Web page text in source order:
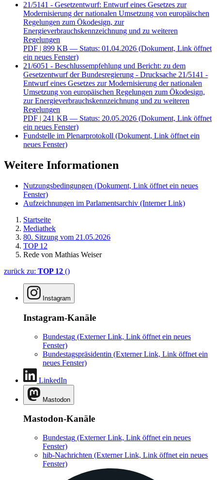
21/5141 - Gesetzentwurf: Entwurf eines Gesetzes zur
Modernisierung der nationalen Umsetzung von europäischen
Regelungen zum Ökodesign, zur
Energieverbrauchskennzeichnung und zu weiteren
Regelungen
PDF | 899 KB — Status: 01.04.2026 (Dokument, Link öffnet
ein neues Fenster)
21/6051 - Beschlussempfehlung und Bericht: zu dem
Gesetzentwurf der Bundesregierung - Drucksache 21/5141 -
Entwurf eines Gesetzes zur Modernisierung der nationalen
Umsetzung von europäischen Regelungen zum Ökodesign,
zur Energieverbrauchskennzeichnung und zu weiteren
Regelungen
PDF | 241 KB — Status: 20.05.2026 (Dokument, Link öffnet
ein neues Fenster)
Fundstelle im Plenarprotokoll (Dokument, Link öffnet ein
neues Fenster)
Weitere Informationen
Nutzungsbedingungen (Dokument, Link öffnet ein neues
Fenster)
Aufzeichnungen im Parlamentsarchiv (Interner Link)
Startseite
Mediathek
80. Sitzung vom 21.05.2026
TOP 12
Rede von Mathias Weiser
zurück zu: TOP 12 ()
Instagram
Instagram-Kanäle
Bundestag (Externer Link, Link öffnet ein neues
Fenster)
Bundestagspräsidentin (Externer Link, Link öffnet ein
neues Fenster)
LinkedIn
Mastodon
Mastodon-Kanäle
Bundestag (Externer Link, Link öffnet ein neues
Fenster)
hib-Nachrichten (Externer Link, Link öffnet ein neues
Fenster)